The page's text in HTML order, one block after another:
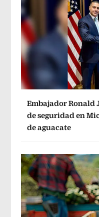
Embajador Ronald
de seguridad en
de aguacate